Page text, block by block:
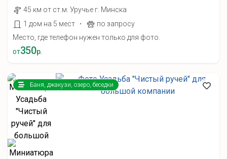
45 км от ст.м. Уручье г. Минска
1 дом на 5 мест
·
по запросу
Место, где телефон нужен только для фото.
от350р.
Баня, джакузи, озеро, беседки